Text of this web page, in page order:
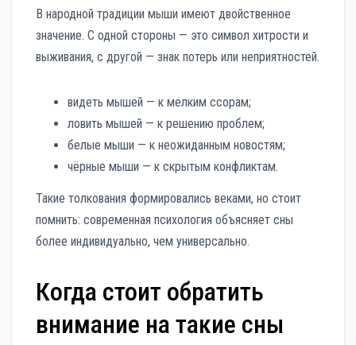
В народной традиции мыши имеют двойственное
значение. С одной стороны — это символ хитрости и
выживания, с другой — знак потерь или неприятностей.
видеть мышей — к мелким ссорам;
ловить мышей — к решению проблем;
белые мыши — к неожиданным новостям;
чёрные мыши — к скрытым конфликтам.
Такие толкования формировались веками, но стоит
помнить: современная психология объясняет сны
более индивидуально, чем универсально.
Когда стоит обратить
внимание на такие сны